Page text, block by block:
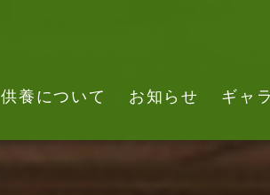
供養について お知らせ ギャ